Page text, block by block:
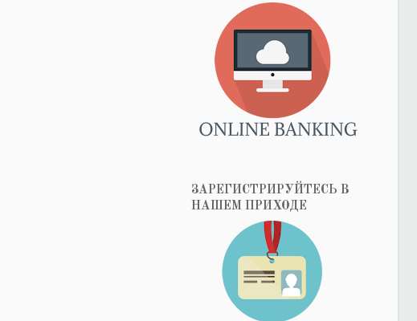
ЗАРЕГИСТРИРУЙТЕСЬ В
НАШЕМ ПРИХОДЕ